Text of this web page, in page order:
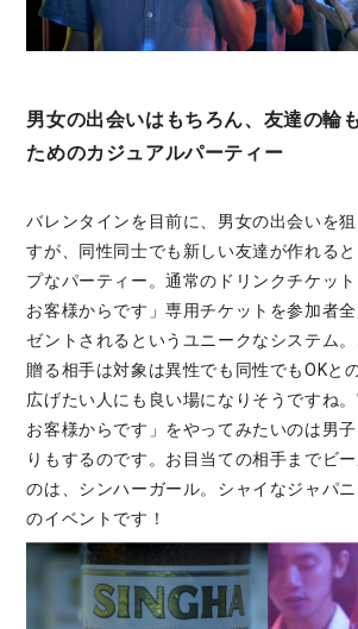
男女の出会いはもちろん、友達の輪
ためのカジュアルパーティー
バレンタインを目前に、男女の出会いを
すが、同性同士でも新しい友達が作れる
プなパーティー。通常のドリンクチケッ
お客様からです」専用チケットを参加者
ゼントされるというユニークなシステム
贈る相手は対象は異性でも同性でもOKと
広げたい人にも良い場になりそうですね
お客様からです」をやってみたいのは男
りもするのです。お目当ての相手までビ
のは、シンハーガール。シャイなジャパ
のイベントです！